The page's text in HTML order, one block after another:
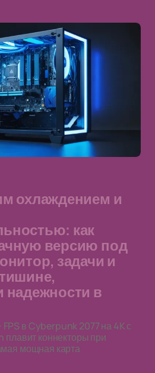
охлаждением и
как
версию под
задачи и
надежности в
в Cyberpunk 2077 на 4K с
плавит коннекторы при
мощная карта